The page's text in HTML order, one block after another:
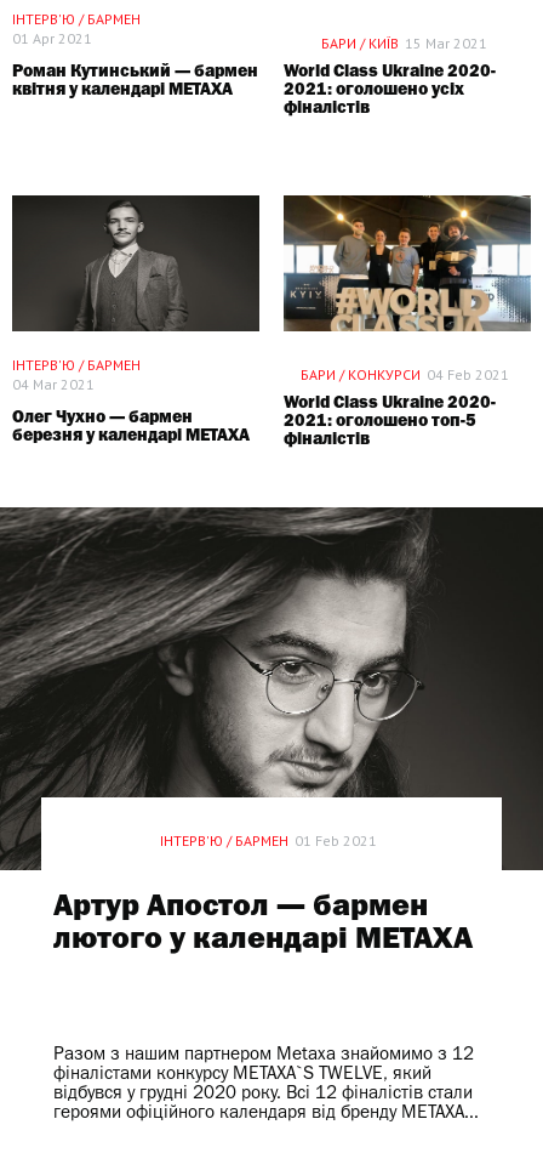
ІНТЕРВ'Ю / БАРМЕН
01 Apr 2021
Роман Кутинський — бармен
квітня у календарі METAXA
БАРИ / КИЇВ 15 Mar 2021
World Class Ukraine 2020-
2021: оголошено усіх
фіналістів
СПЕЦПРОЕКТ
ІНТЕРВ'Ю / БАРМЕН
04 Mar 2021
Олег Чухно — бармен
березня у календарі METAXA
БАРИ / КОНКУРСИ 04 Feb 2021
World Class Ukraine 2020-
2021: оголошено топ-5
фіналістів
СПЕЦПРОЕКТ
ІНТЕРВ'Ю / БАРМЕН 01 Feb 2021
Артур Апостол — бармен
лютого у календарі METAXA
Разом з нашим партнером Metaxa знайомимо з 12
фіналістами конкурсу METAXA`S TWELVE, який
відбувся у грудні 2020 року. Всі 12 фіналістів стали
героями офіційного календаря від бренду METAXA...